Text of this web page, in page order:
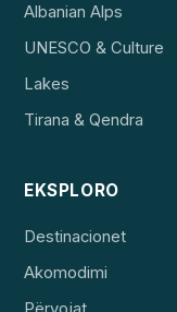
Albanian Alps
UNESCO & Culture
Lakes
Tirana & Qendra
EKSPLORO
Destinacionet
Akomodimi